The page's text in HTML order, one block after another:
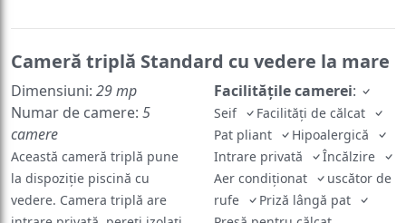
Cameră triplă Standard cu vedere la mare
Dimensiuni: 29 mp
Numar de camere: 5
camere
Această cameră triplă pune
la dispoziție piscină cu
vedere. Camera triplă are
Facilităţile camerei:
Seif
Facilităţi de călcat
Pat pliant
Hipoalergică
Intrare privată
Încălzire
Aer condiţionat
uscător de
rufe
Priză lângă pat